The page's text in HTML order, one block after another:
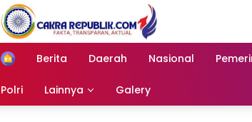
Berita Daerah Nasional
Polri Lainnya Galery